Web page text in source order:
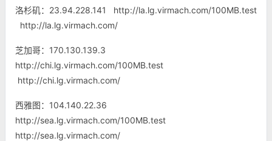
洛杉矶：23.94.228.141 http://la.lg.virmach.com/100MB.test
http://la.lg.virmach.com/
芝加哥：170.130.139.3
http://chi.lg.virmach.com/100MB.test
http://chi.lg.virmach.com/
西雅图：104.140.22.36
http://sea.lg.virmach.com/100MB.test
http://sea.lg.virmach.com/